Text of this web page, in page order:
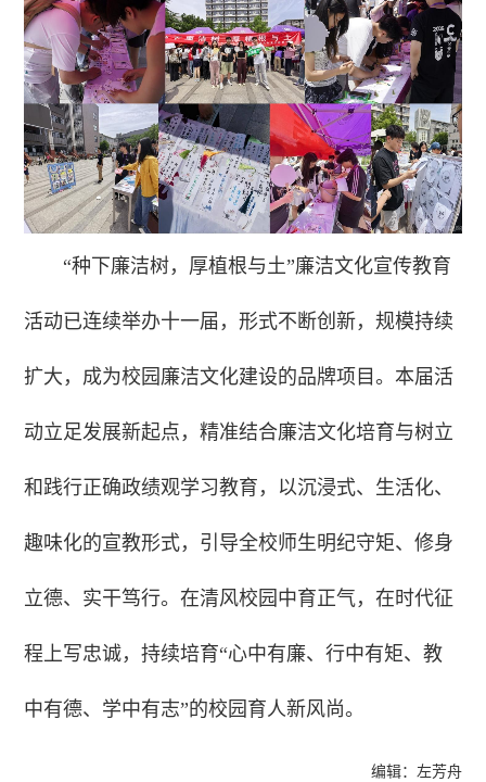
“种下廉洁树，厚植根与土”廉洁文化宣传教育
活动已连续举办十一届，形式不断创新，规模持续
扩大，成为校园廉洁文化建设的品牌项目。本届活
动立足发展新起点，精准结合廉洁文化培育与树立
和践行正确政绩观学习教育，以沉浸式、生活化、
趣味化的宣教形式，引导全校师生明纪守矩、修身
立德、实干笃行。在清风校园中育正气，在时代征
程上写忠诚，持续培育“心中有廉、行中有矩、教
中有德、学中有志”的校园育人新风尚。
编辑：左芳舟